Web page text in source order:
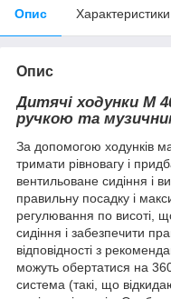
Опис Характеристики
Опис
Дитячі ходунки M
ручкою та
За допомогою ходунків
тримати рівновагу і
вентильоване сидіння і
правильну посадку і
регулювання по висоті,
сидіння і забезпечити
відповідності з
можуть обертатися на
система (такі, що